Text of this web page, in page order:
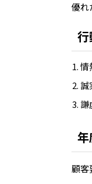
優れ
情
誠
謙
顧客